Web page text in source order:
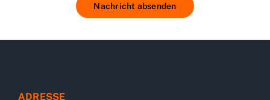
Nachricht absenden
ADRESSE